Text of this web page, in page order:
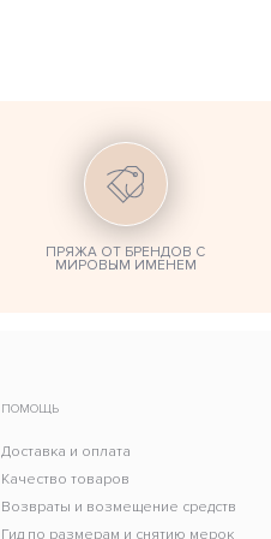
ПРЯЖА ОТ БРЕНДОВ С
МИРОВЫМ ИМЕНЕМ
ПОМОЩЬ
Доставка и оплата
Качество товаров
Возвраты и возмещение средств
Гид по размерам и снятию мерок